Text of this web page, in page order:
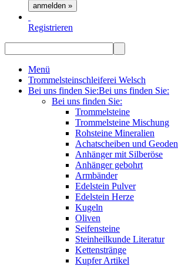
anmelden »
Registrieren
Menü
Trommelsteinschleiferei Welsch
Bei uns finden Sie:Bei uns finden Sie:
Bei uns finden Sie:
Trommelsteine
Trommelsteine Mischung
Rohsteine Mineralien
Achatscheiben und Geoden
Anhänger mit Silberöse
Anhänger gebohrt
Armbänder
Edelstein Pulver
Edelstein Herze
Kugeln
Oliven
Seifensteine
Steinheilkunde Literatur
Kettenstränge
Kupfer Artikel